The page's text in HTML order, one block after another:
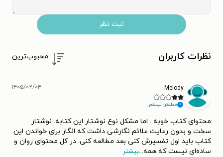
ثبت نظر
نظرات کاربران محبوب‌ترین
Melody
مطمئن نیستم.
۱۴۰۵/۰۲/۰۴
محتوای کتاب خوبه . اما مشکل نوع نوشتار این کتابه. نوشتار
سخت و بدون رعایت علائم نگارشی داشت که انگار برای خواندن این
کتاب باید اول تفسیرش کنی بعد مطالعه کنی. در کل محتوای روان و
ساده‌ای نیست که همه...بیشتر